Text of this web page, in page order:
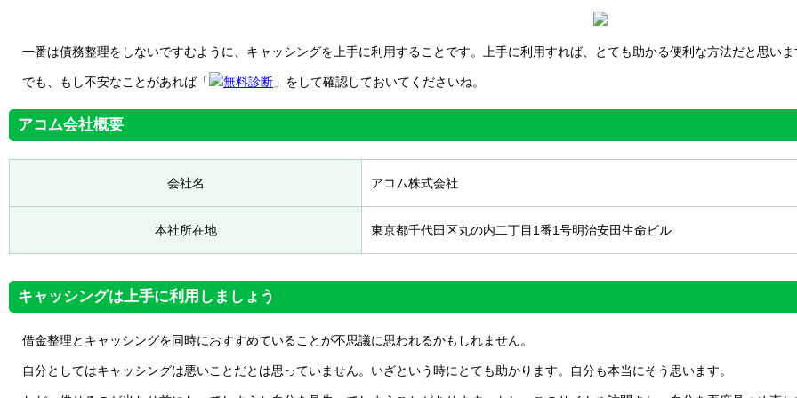
一番は債務整理をしないですむように、キャッシングを上手に利用することです。上手に利用すれば、とても助かる便利な方法だと思いま
でも、もし不安なことがあれば「 無料診断 」をして確認しておいてくださいね。
アコム会社概要
会社名 アコム株式会社
本社所在地 東京都千代田区丸の内二丁目1番1号明治安田生命ビル
キャッシングは上手に利用しましょう
借金整理とキャッシングを同時におすすめていることが不思議に思われるかもしれません。
自分としてはキャッシングは悪いことだとは思っていません。いざという時にとても助かります。自分も本当にそう思います。